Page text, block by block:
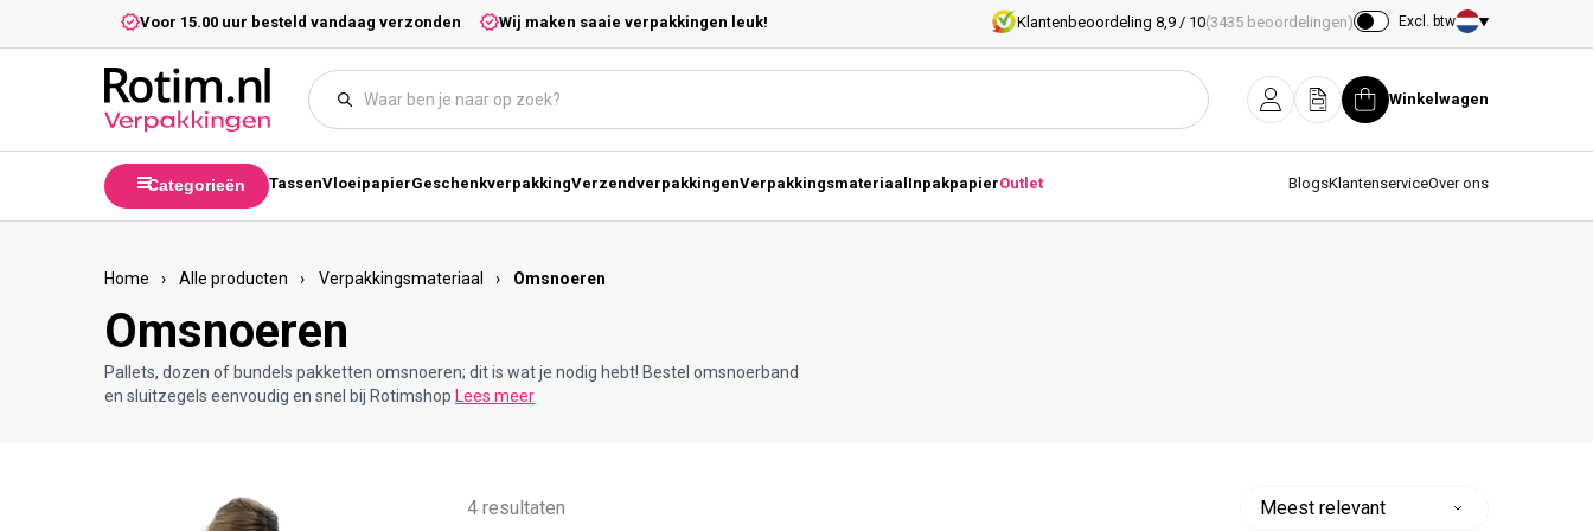
Meteen naar de contentVoor 15.00 uur besteld vandaag verzonden Wij maken saaie verpakkingen leuk! Klantenbeoordeling 8,9 / 10(3435 beoordelingen) Excl. btw
Land/regio
InloggenOfferteWinkelwagen
Winkelwagen
Categorieën TassenVloeipapierGeschenkverpakkingVerzendverpakkingenVerpakkingsmateriaal InpakpapierOutlet BlogsKlantenserviceOver ons
Home › Alle producten › Verpakkingsmateriaal › Omsnoeren
Omsnoeren
Pallets, dozen of bundels pakketten omsnoeren; dit is wat je nodig hebt! Bestel omsnoerband
en sluitzegels eenvoudig en snel bij Rotimshop Lees meer
4 resultaten